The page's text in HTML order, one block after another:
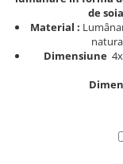
de soia
Material :
Dimensiune